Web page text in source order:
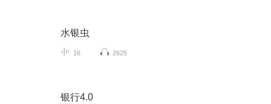
水银虫
16 2625
银行4.0